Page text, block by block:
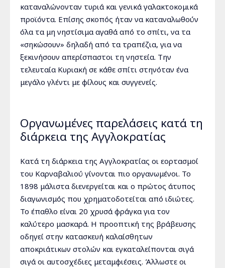
καταναλώνονταν τυριά και γενικά γαλακτοκομικά
προϊόντα. Επίσης σκοπός ήταν να καταναλωθούν
όλα τα μη νηστίσιμα αγαθά από το σπίτι, να τα
«σηκώσουν» δηλαδή από τα τραπέζια, για να
ξεκινήσουν απερίσπαστοι τη νηστεία. Την
τελευταία Κυριακή σε κάθε σπίτι στηνόταν ένα
μεγάλο γλέντι με φίλους και συγγενείς.
Οργανωμένες παρελάσεις κατά τη
διάρκεια της Αγγλοκρατίας
Κατά τη διάρκεια της Αγγλοκρατίας οι εορτασμοί
του Καρναβαλιού γίνονται πιο οργανωμένοι. Το
1898 μάλιστα διενεργείται και ο πρώτος άτυπος
διαγωνισμός που χρηματοδοτείται από ιδιώτες.
Το έπαθλο είναι 20 χρυσά φράγκα για τον
καλύτερο μασκαρά. Η προοπτική της βράβευσης
οδηγεί στην κατασκευή καλαίσθητων
αποκριάτικων στολών και εγκαταλείπονται σιγά
σιγά οι αυτοσχέδιες μεταμφιέσεις. Άλλωστε οι